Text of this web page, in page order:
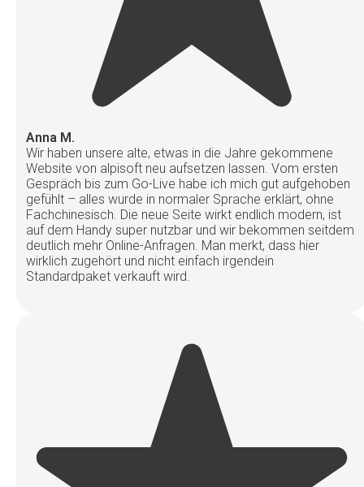
Anna M.
Wir haben unsere alte, etwas in die Jahre gekommene
Website von alpisoft neu aufsetzen lassen. Vom ersten
Gespräch bis zum Go-Live habe ich mich gut aufgehoben
gefühlt – alles wurde in normaler Sprache erklärt, ohne
Fachchinesisch. Die neue Seite wirkt endlich modern, ist
auf dem Handy super nutzbar und wir bekommen seitdem
deutlich mehr Online-Anfragen. Man merkt, dass hier
wirklich zugehört und nicht einfach irgendein
Standardpaket verkauft wird.